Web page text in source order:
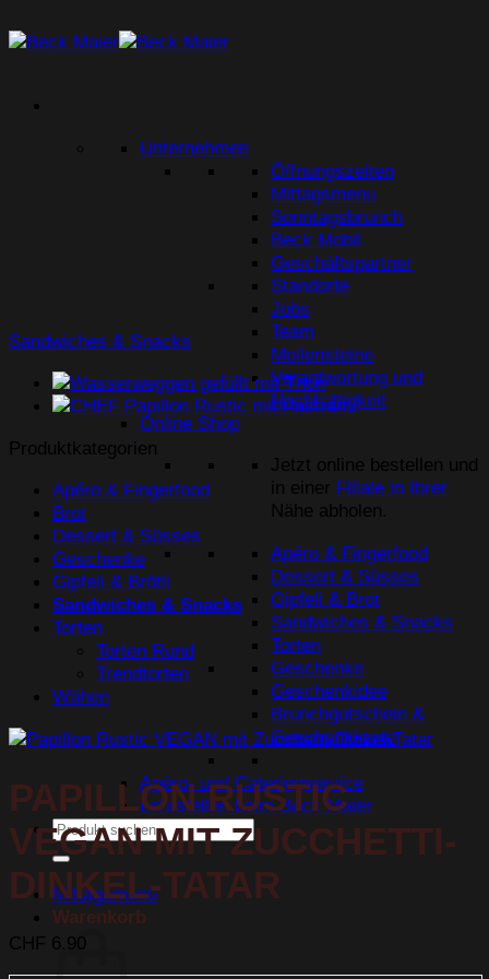
Inhalt
Unternehmen
Öffnungszeiten
Mittagsmenu
Sonntagsbrunch
Beck Mobil
Geschäftspartner
Standorte
Jobs
Team
Meilensteine
Verantwortung und
Nachhaltigkeit
Online Shop
Jetzt online bestellen und
in einer Filiale in Ihrer
Nähe abholen.
Apéro & Fingerfood
Dessert & Süsses
Gipfeli & Brot
Sandwiches & Snacks
Torten
Geschenke
Geschenkidee
Brunchgutschein &
Geschenkkarte
Apéro- und Cateringservice
Lehrstellen beim Beck Maier
Suchen
nach:
Mittagsmenü
Warenkorb
Sandwiches & Snacks
Produktkategorien
Apéro & Fingerfood
Brot
Dessert & Süsses
Geschenke
Gipfeli & Brötli
Sandwiches & Snacks
Torten
Torten Rund
Trendtorten
Wähen
PAPILLON RUSTIC
VEGAN MIT ZUCCHETTI-
DINKEL-TATAR
CHF 6.90